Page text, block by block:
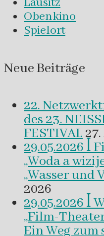
Obenkino
Spielort
Neue Beiträge
22.
des 23.
FESTIVAL
29.05.2026 ꟾ
„Woda a
„Wasser und
2026
29.05.2026 ꟾ
„Film-
Ein Weg zum